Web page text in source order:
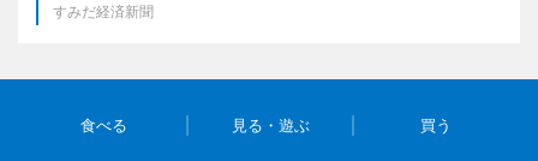
すみだ経済新聞
食べる 見る・遊ぶ 買う